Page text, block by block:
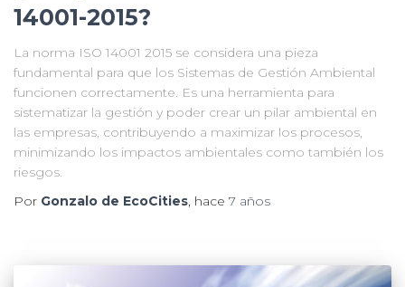
14001-2015?
La norma ISO 14001 2015 se considera una pieza
fundamental para que los Sistemas de Gestión Ambiental
funcionen correctamente. Es una herramienta para
sistematizar la gestión y poder crear un pilar ambiental en
las empresas, contribuyendo a maximizar los procesos,
minimizando los impactos ambientales como también los
riesgos.
Por Gonzalo de EcoCities, hace 7 años